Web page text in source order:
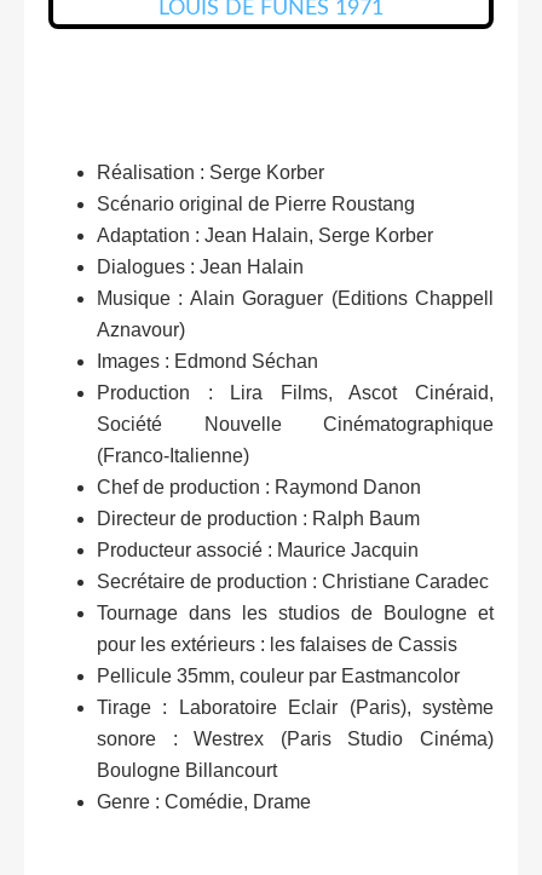
Réalisation : Serge Korber
Scénario original de Pierre Roustang
Adaptation : Jean Halain, Serge Korber
Dialogues : Jean Halain
Musique : Alain Goraguer (Editions Chappell
Aznavour)
Images : Edmond Séchan
Production : Lira Films, Ascot Cinéraid,
Société Nouvelle Cinématographique
(Franco-Italienne)
Chef de production : Raymond Danon
Directeur de production : Ralph Baum
Producteur associé : Maurice Jacquin
Secrétaire de production : Christiane Caradec
Tournage dans les studios de Boulogne et
pour les extérieurs : les falaises de Cassis
Pellicule 35mm, couleur par Eastmancolor
Tirage : Laboratoire Eclair (Paris), système
sonore : Westrex (Paris Studio Cinéma)
Boulogne Billancourt
Genre : Comédie, Drame